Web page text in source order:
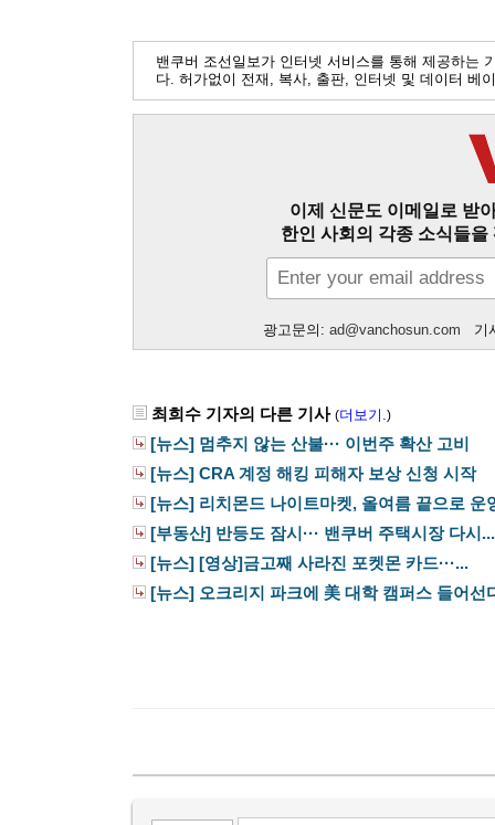
밴쿠버 조선일보가 인터넷 서비스를 통해 제공하는
다. 허가없이 전재, 복사, 출판, 인터넷 및 데이터 베
이제 신문도 이메일로 받
한인 사회의 각종 소식들
광고문의: ad@vanchosun.com 기
최희수 기자의 다른 기사 (더보기.)
[뉴스] 멈추지 않는 산불··· 이번주 확산 고비
[뉴스] CRA 계정 해킹 피해자 보상 신청 시작
[뉴스] 리치몬드 나이트마켓, 올여름 끝으로 운
[부동산] 반등도 잠시··· 밴쿠버 주택시장 다시...
[뉴스] [영상]금고째 사라진 포켓몬 카드···...
[뉴스] 오크리지 파크에 美 대학 캠퍼스 들어선